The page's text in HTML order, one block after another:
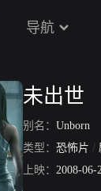
导航
未出世
别名： Unborn
类型： 恐怖片 /
上映： 2008-06-